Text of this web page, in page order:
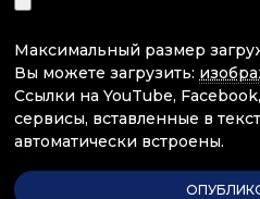
Максимальный размер
Вы можете загрузить:
Ссылки на YouTube,
сервисы, вставленные в
автоматически встроены.